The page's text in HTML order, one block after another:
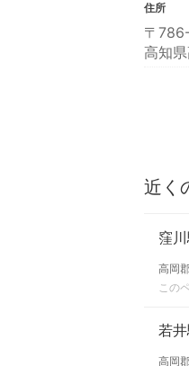
住所
〒
高知
近く
窪
高岡
この
若
高岡